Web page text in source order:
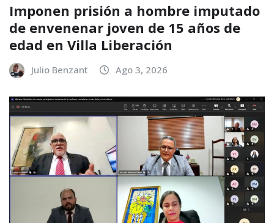
Imponen prisión a hombre imputado
de envenenar joven de 15 años de
edad en Villa Liberación
Julio Benzant Ago 3, 2026